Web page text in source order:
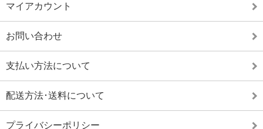
マイアカウント
お問い合わせ
支払い方法について
配送方法･送料について
プライバシーポリシー